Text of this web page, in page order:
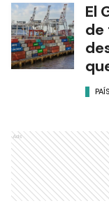
El
de
PAÍS
Ads